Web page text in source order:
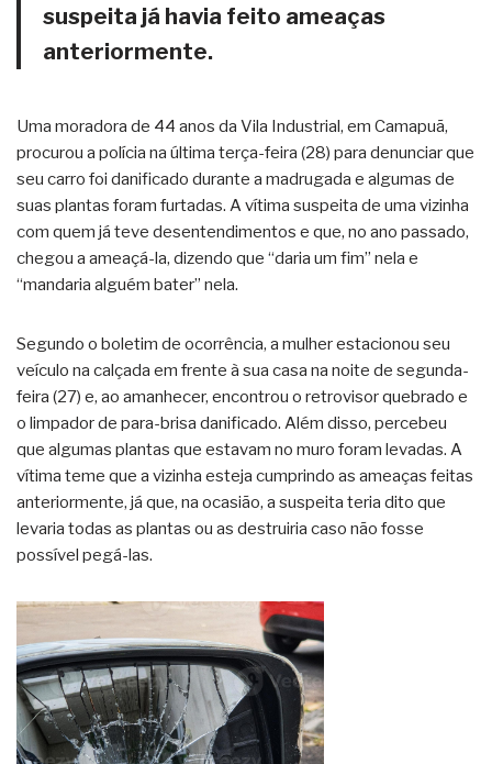
suspeita já havia feito ameaças
anteriormente.
Uma moradora de 44 anos da Vila Industrial, em Camapuã,
procurou a polícia na última terça-feira (28) para denunciar que
seu carro foi danificado durante a madrugada e algumas de
suas plantas foram furtadas. A vítima suspeita de uma vizinha
com quem já teve desentendimentos e que, no ano passado,
chegou a ameaçá-la, dizendo que “daria um fim” nela e
“mandaria alguém bater” nela.
Segundo o boletim de ocorrência, a mulher estacionou seu
veículo na calçada em frente à sua casa na noite de segunda-
feira (27) e, ao amanhecer, encontrou o retrovisor quebrado e
o limpador de para-brisa danificado. Além disso, percebeu
que algumas plantas que estavam no muro foram levadas. A
vítima teme que a vizinha esteja cumprindo as ameaças feitas
anteriormente, já que, na ocasião, a suspeita teria dito que
levaria todas as plantas ou as destruiria caso não fosse
possível pegá-las.